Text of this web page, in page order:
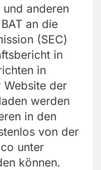
anderen
an die
(SEC)
in
in
der
werden
in den
von der
unter
können.